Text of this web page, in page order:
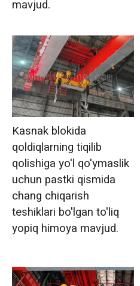
mavjud.
Kasnak blokida
qoldiqlarning tiqilib
qolishiga yo'l qo'ymaslik
uchun pastki qismida
chang chiqarish
teshiklari bo'lgan to'liq
yopiq himoya mavjud.